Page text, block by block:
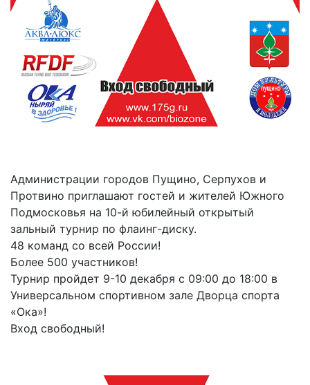
Администрации городов Пущино, Серпухов и
Протвино приглашают гостей и жителей Южного
Подмосковья на 10-й юбилейный открытый
зальный турнир по флаинг-диску.
48 команд со всей России!
Более 500 участников!
Турнир пройдет 9-10 декабря с 09:00 до 18:00 в
Универсальном спортивном зале Дворца спорта
«Ока»!
Вход свободный!